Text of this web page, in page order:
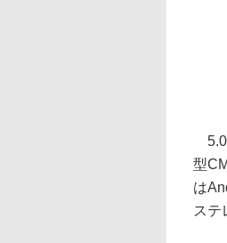
5.0
型
は
ステ